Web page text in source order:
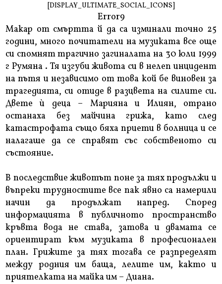
[DISPLAY_ULTIMATE_SOCIAL_ICONS]
Error9
Макар от смъртта й да са изминали точно 25
години, много почитатели на музиката все още
си спомнят трагично загиналата на 30 юли 1999
г Румяна . Тя изгуби живота си в нелеп инцидент
на пътя и независимо от това кой бе виновен за
трагедията, си отиде в разцвета на силите си.
Двете ѝ деца – Марияна и Илиян, отрано
останаха без майчина грижа, като след
катастрофата също бяха приети в болница и се
налагаше да се справят със собственото си
състояние.
В последствие животът поне за тях продължи и
въпреки трудностите все пак явно са намерили
начин да продължат напред. Според
информацията в публичното пространство
кръвта вода не става, затова и двамата се
ориентират към музиката в професионален
план. Грижите за тях тогава се разпределят
между родния им баща, лелите им, както и
приятелката на майка им – Диана.